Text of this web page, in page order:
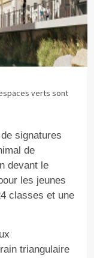
verts sont
signatures
de
devant le
les jeunes
classes et une
triangulaire